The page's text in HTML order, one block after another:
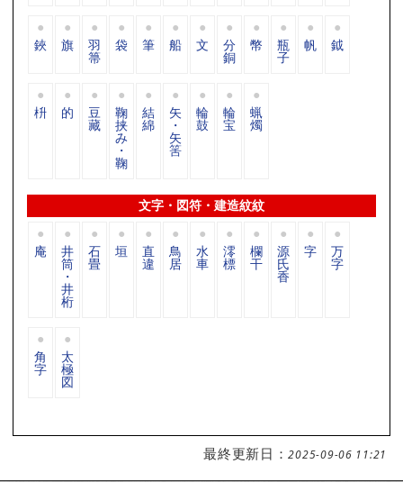
鋏 旗 羽
箒
袋 筆 船 文 分
銅
幣 瓶
子
帆 鉞
枡 的 豆
藏
鞠
挟
み
・
鞠
結
綿
矢
・
矢
筈
輪
鼓
輪
宝
蝋
燭
文字・図符・建造紋紋
庵 井
筒
・
井
桁
石
畳
垣 直
違
鳥
居
水
車
澪
標
欄
干
源
氏
香
字 万
字
角
字
太
極
図
最終更新日：2025-09-06 11:21